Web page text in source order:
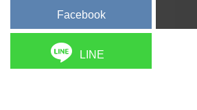
Facebook
LINE